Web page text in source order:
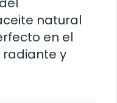
natural
en el
radiante y